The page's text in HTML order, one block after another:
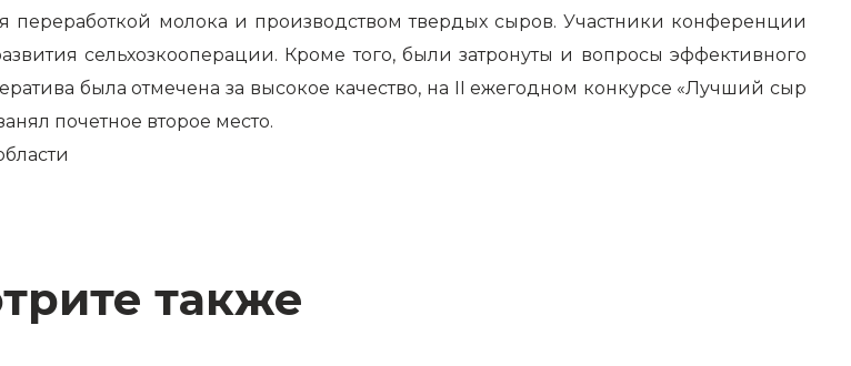
переработкой молока и производством твердых сыров. Участники конференции
сельхозкооперации. Кроме того, были затронуты и вопросы эффективного
была отмечена за высокое качество, на II ежегодном конкурсе «Лучший сыр
почетное второе место.
также